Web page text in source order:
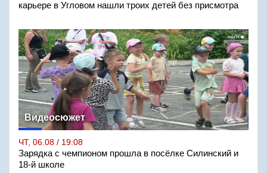
карьере в Угловом нашли троих детей без присмотра
Видеосюжет
ЧТ, 06.08 / 19:08
Зарядка с чемпионом прошла в посёлке Силинский и
18-й школе